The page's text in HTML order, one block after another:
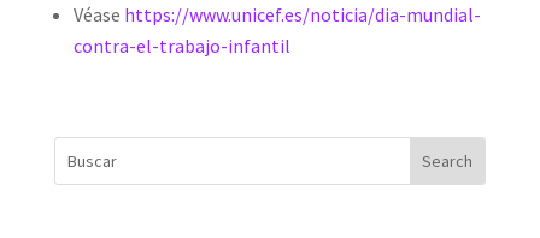
Véase https://www.unicef.es/noticia/dia-mundial-
contra-el-trabajo-infantil